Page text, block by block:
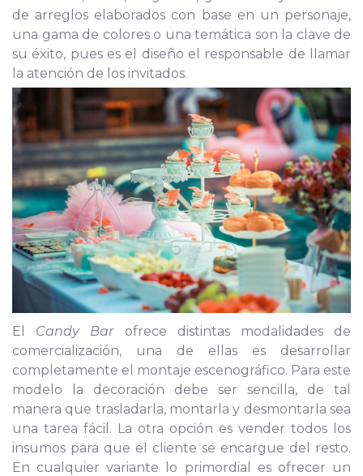
de arreglos elaborados con base en un personaje,
una gama de colores o una temática son la clave de
su éxito, pues es el diseño el responsable de llamar
la atención de los invitados.
El Candy Barofrece distintas modalidades de
comercialización, una de ellas es desarrollar
completamente el montaje escenográfico. Para este
modelo la decoración debe ser sencilla, de tal
manera que trasladarla, montarla y desmontarla sea
una tarea fácil. La otra opción es vender todos los
insumos para que el cliente se encargue del resto.
En cualquier variante lo primordial es ofrecer un